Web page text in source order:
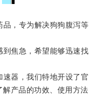
，专为解决狗狗腹泻等
焦急，希望能够迅速找
器，我们特地开设了官
产品的功效、使用方法